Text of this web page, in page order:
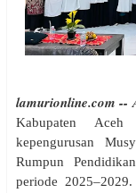
lamurionline.com --
Kabupaten
kepengurusan
Rumpun
periode